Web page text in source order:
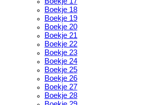
Boekje 18
Boekje 19
Boekje 20
Boekje 21
Boekje 22
Boekje 23
Boekje 24
Boekje 25
Boekje 26
Boekje 27
Boekje 28